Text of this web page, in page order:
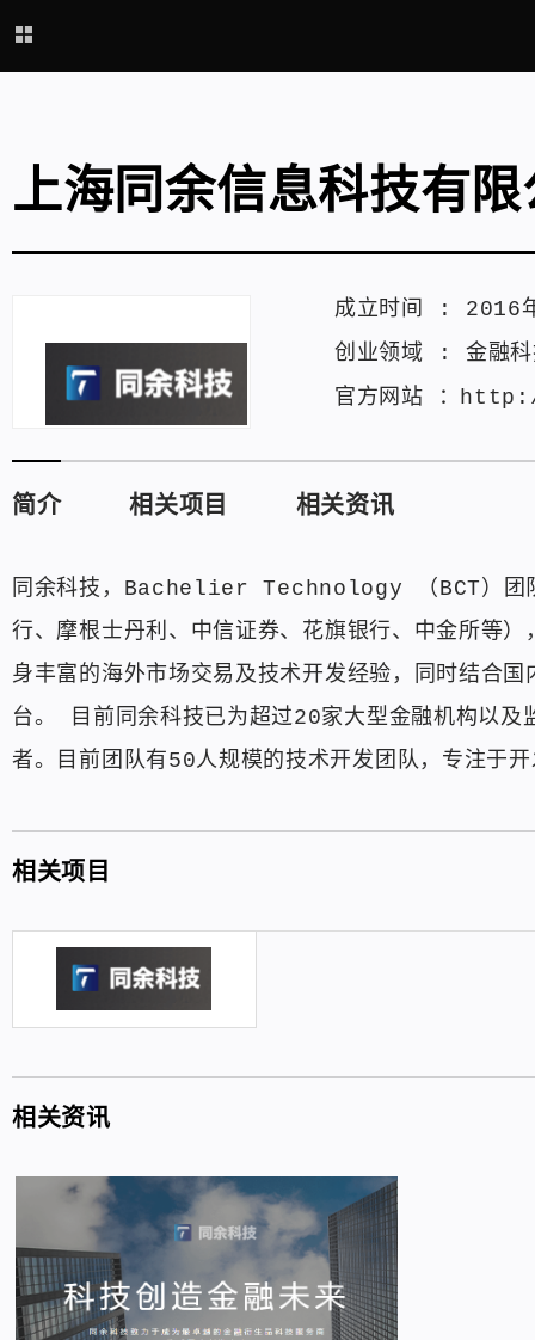
上海同余信息科技有
成立时间 : 2016
创业领域 : 金融
官方网站 ：
简介 相关项目 相关资讯
同余科技，Bachelier Technology （BCT）团队
行、摩根士丹利、中信证券、花旗银行、中金所等
身丰富的海外市场交易及技术开发经验，同时结合
台。 目前同余科技已为超过20家大型金融机构以及
者。目前团队有50人规模的技术开发团队，专注于
相关项目
相关资讯